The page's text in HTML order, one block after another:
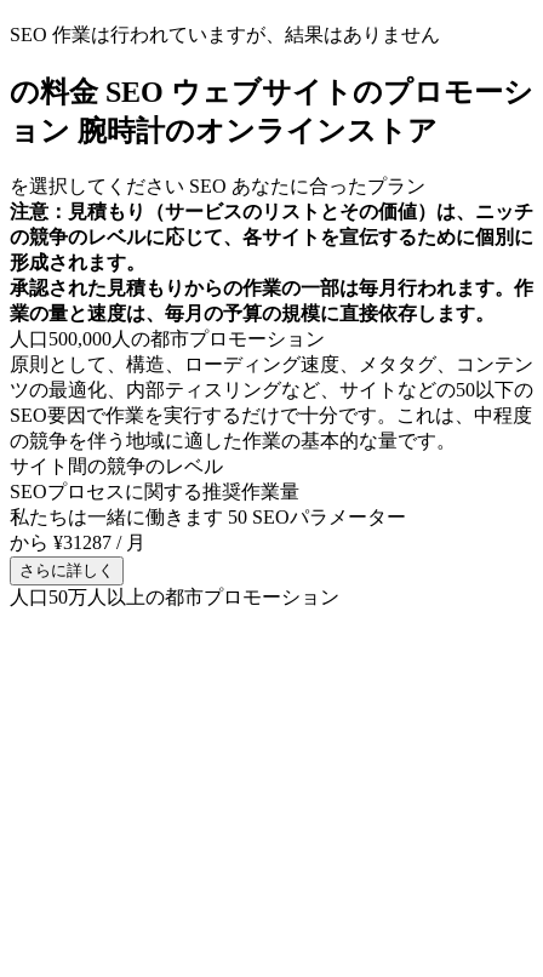
SEO 作業は行われていますが、結果はありません
の料金 SEO ウェブサイトのプロモーシ
ョン 腕時計のオンラインストア
を選択してください SEO あなたに合ったプラン
注意：見積もり（サービスのリストとその価値）は、ニッチ
の競争のレベルに応じて、各サイトを宣伝するために個別に
形成されます。
承認された見積もりからの作業の一部は毎月行われます。作
業の量と速度は、毎月の予算の規模に直接依存します。
人口500,000人の都市プロモーション
原則として、構造、ローディング速度、メタタグ、コンテン
ツの最適化、内部ティスリングなど、サイトなどの50以下の
SEO要因で作業を実行するだけで十分です。これは、中程度
の競争を伴う地域に適した作業の基本的な量です。
サイト間の競争のレベル
SEOプロセスに関する推奨作業量
私たちは一緒に働きます 50 SEOパラメーター
から ¥31287 / 月
さらに詳しく
人口50万人以上の都市プロモーション